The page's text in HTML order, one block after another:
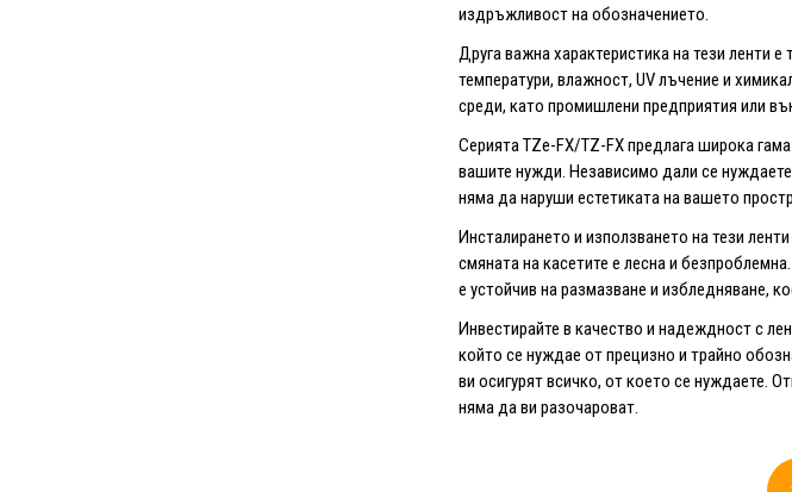
издръжливост на обозначението.
Друга важна характеристика на тези ленти е
температури, влажност, UV лъчение и
среди, като промишлени предприятия или
Серията TZe-FX/TZ-FX предлага широка
вашите нужди. Независимо дали се
няма да наруши естетиката на вашето
Инсталирането и използването на тези ленти
смяната на касетите е лесна и
е устойчив на размазване и избледняване,
Инвестирайте в качество и надеждност с
който се нуждае от прецизно и трайно
ви осигурят всичко, от което се нуждаете.
няма да ви разочароват.